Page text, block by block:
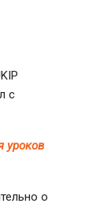
с
уроков
о